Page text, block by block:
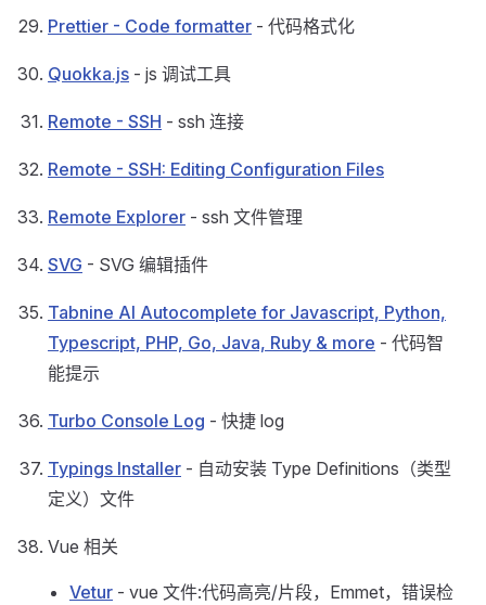
Prettier - Code formatter - 代码格式化
Quokka.js - js 调试工具
Remote - SSH - ssh 连接
Remote - SSH: Editing Configuration Files
Remote Explorer - ssh 文件管理
SVG - SVG 编辑插件
Tabnine AI Autocomplete for Javascript, Python,
Typescript, PHP, Go, Java, Ruby & more - 代码智
能提示
Turbo Console Log - 快捷 log
Typings Installer - 自动安装 Type Definitions（类型
定义）文件
Vue 相关
Vetur - vue 文件:代码高亮/片段，Emmet，错误检